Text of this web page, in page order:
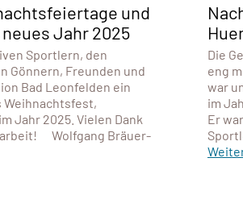
und
Jahr 2025
Sportlern, den
Gönnern, Freunden und
Bad Leonfelden ein
Jahr 2025. Vielen Dank
Wolfgang Bräuer-
Die
eng
war
im
Er